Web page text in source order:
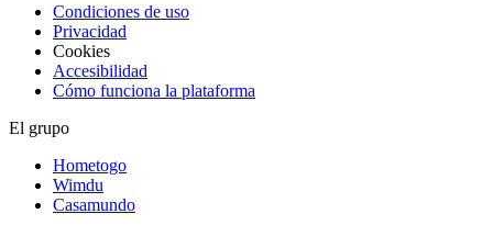
Condiciones de uso
Privacidad
Cookies
Accesibilidad
Cómo funciona la plataforma
El grupo
Hometogo
Wimdu
Casamundo